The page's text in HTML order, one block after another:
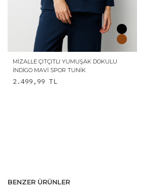
MIZALLE ÇITÇITLI YUMUŞAK DOKULU
İNDIGO MAVI SPOR TUNIK
2.499,99 TL
BENZER ÜRÜNLER